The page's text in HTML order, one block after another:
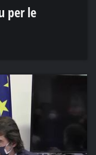
per le